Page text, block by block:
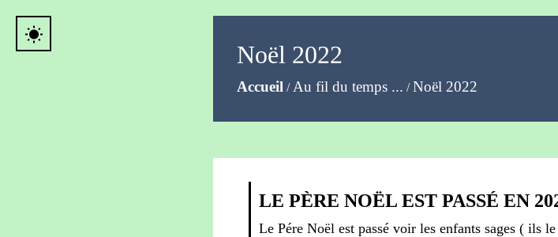
Noël 2022
Accueil / Au fil du temps ... /Noël 2022
wb_sunny
LE PÈRE NOËL EST PASSÉ EN
Le Pére Noël est passé voir les enfants sages ( ils